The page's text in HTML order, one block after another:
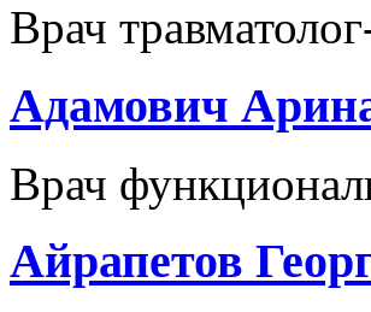
Врач
Адамович
Врач
Айрапетов